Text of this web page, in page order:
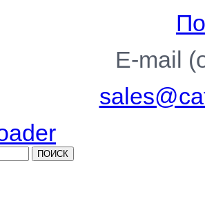
E-mail